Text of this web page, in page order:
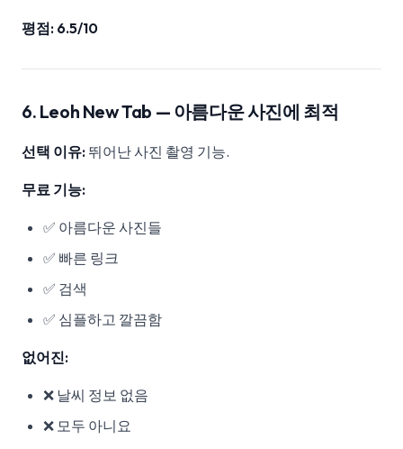
평점: 6.5/10
6. Leoh New Tab — 아름다운 사진에 최적
선택 이유: 뛰어난 사진 촬영 기능.
무료 기능:
✅ 아름다운 사진들
✅ 빠른 링크
✅ 검색
✅ 심플하고 깔끔함
없어진:
❌ 날씨 정보 없음
❌ 모두 아니요